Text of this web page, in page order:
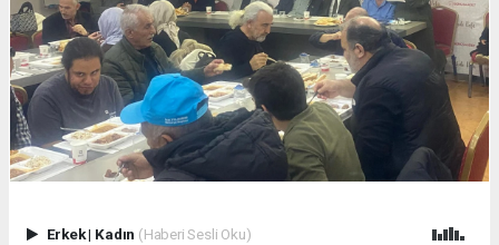
Erkek| Kadın (Haberi Sesli Oku)